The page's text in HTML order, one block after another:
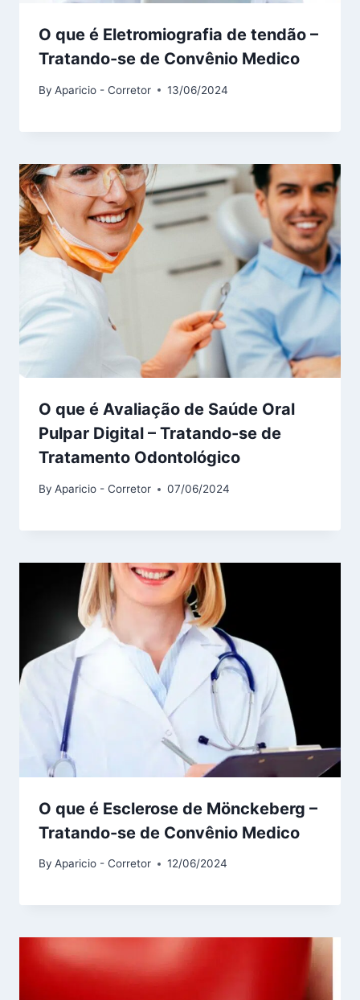
O que é Eletromiografia de tendão –
Tratando-se de Convênio Medico
By Aparicio - Corretor 13/06/2024
O que é Avaliação de Saúde Oral
Pulpar Digital – Tratando-se de
Tratamento Odontológico
By Aparicio - Corretor 07/06/2024
O que é Esclerose de Mönckeberg –
Tratando-se de Convênio Medico
By Aparicio - Corretor 12/06/2024